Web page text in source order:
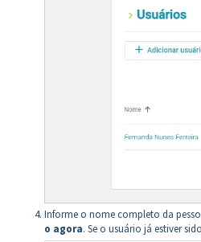
Informe o nome completo da
o agora. Se o usuário já estiver